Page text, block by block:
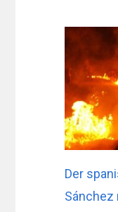
Der
Sánchez